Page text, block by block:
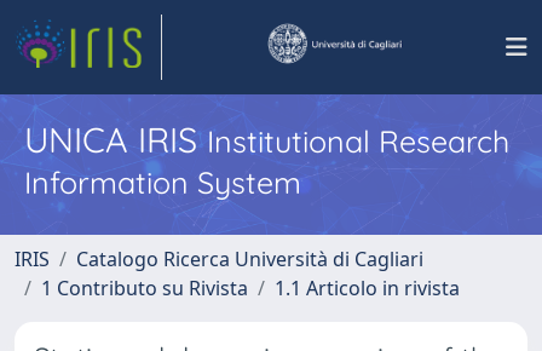
UNICA IRISInstitutional Research
Information System
IRIS
Catalogo Ricerca Università di Cagliari
1 Contributo su Rivista
1.1 Articolo in rivista